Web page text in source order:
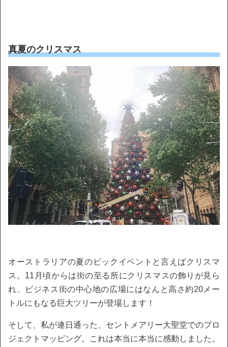
真夏のクリスマス
オーストラリアの夏のビックイベントと言えばクリスマ
ス。11月頃からは街の至る所にクリスマスの飾りが見ら
れ、ビジネス街の中心地の広場にはなんと高さ約20メー
トルにもなる巨大ツリーが登場します！
そして、私が連日通った、セントメアリー大聖堂でのプロ
ジェクトマッピング。これは本当に本当に感動しました。